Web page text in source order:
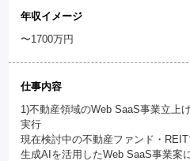
年収イメージ
〜1700万円
仕事内容
1)不動産領域のWeb SaaS事業立上
実行
現在検討中の不動産ファンド・
生成AIを活用したWeb SaaS事業案